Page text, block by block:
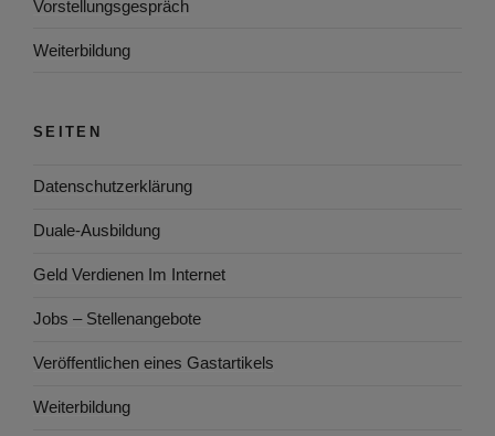
Vorstellungsgespräch
Weiterbildung
SEITEN
Datenschutzerklärung
Duale-Ausbildung
Geld Verdienen Im Internet
Jobs – Stellenangebote
Veröffentlichen eines Gastartikels
Weiterbildung